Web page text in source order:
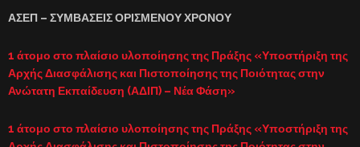
ΑΣΕΠ – ΣΥΜΒΑΣΕΙΣ ΟΡΙΣΜΕΝΟΥ ΧΡΟΝΟΥ
1 άτομο στο πλαίσιο υλοποίησης της Πράξης «Υποστήριξη της
Αρχής Διασφάλισης και Πιστοποίησης της Ποιότητας στην
Ανώτατη Εκπαίδευση (ΑΔΙΠ) – Νέα Φάση»
1 άτομο στο πλαίσιο υλοποίησης της Πράξης «Υποστήριξη της